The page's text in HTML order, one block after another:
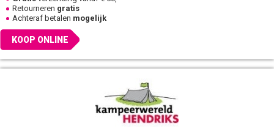
Retourneren gratis
Achteraf betalen mogelijk
KOOP ONLINE